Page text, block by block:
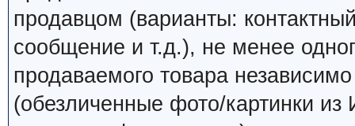
продавцом (варианты:
сообщение и т.д.), не менее
продаваемого товара
(обезличенные фото/картинки из